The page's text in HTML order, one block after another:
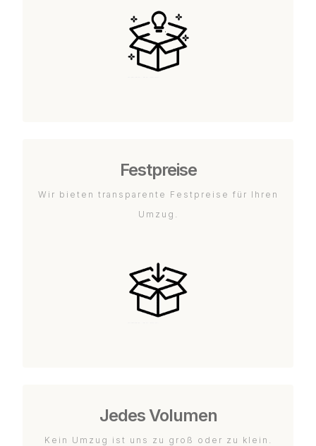
Festpreise
Wir bieten transparente Festpreise für Ihren
Umzug.
Jedes Volumen
Kein Umzug ist uns zu groß oder zu klein.